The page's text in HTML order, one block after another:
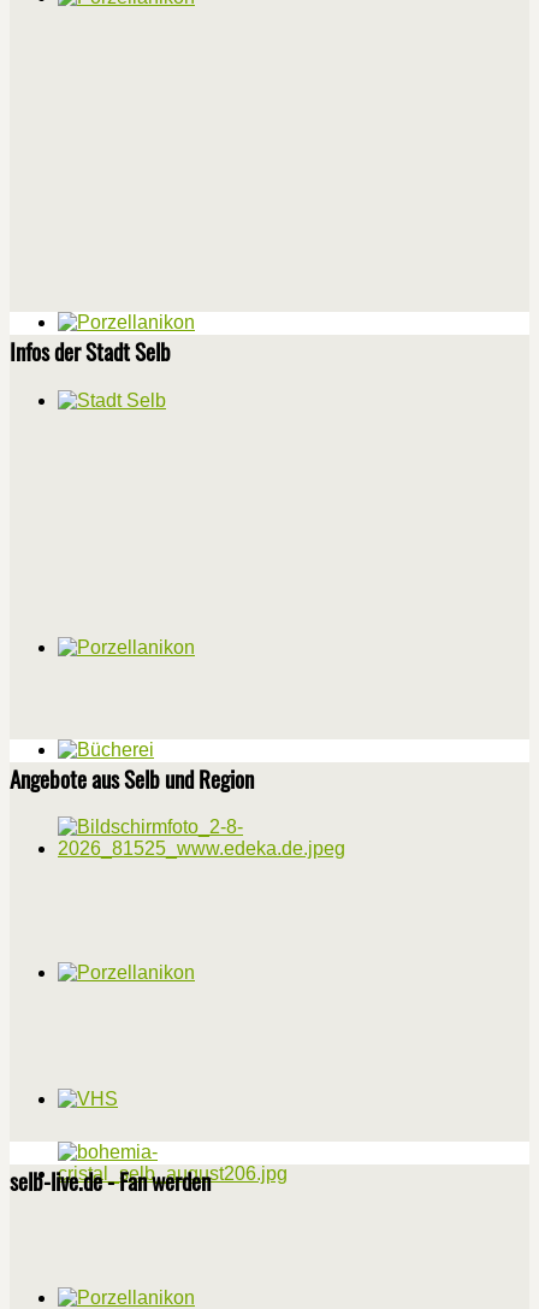
Infos der Stadt Selb
Angebote aus Selb und Region
selb-live.de - Fan werden